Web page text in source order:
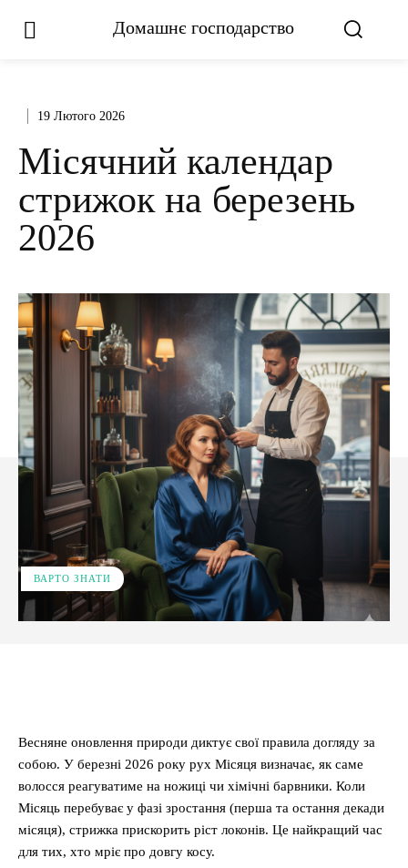
Домашнє господарство
19 Лютого 2026
Місячний календар
стрижок на березень
2026
ВАРТО ЗНАТИ
Весняне оновлення природи диктує свої правила догляду за
собою. У березні 2026 року рух Місяця визначає, як саме
волосся реагуватиме на ножиці чи хімічні барвники. Коли
Місяць перебуває у фазі зростання (перша та остання декади
місяця), стрижка прискорить ріст локонів. Це найкращий час
для тих, хто мріє про довгу косу.